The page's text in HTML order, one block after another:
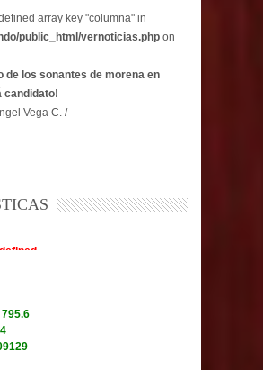
array key "columna" in
public_html/vernoticias.php on
de los sonantes de morena en
candidato!
Vega C. /